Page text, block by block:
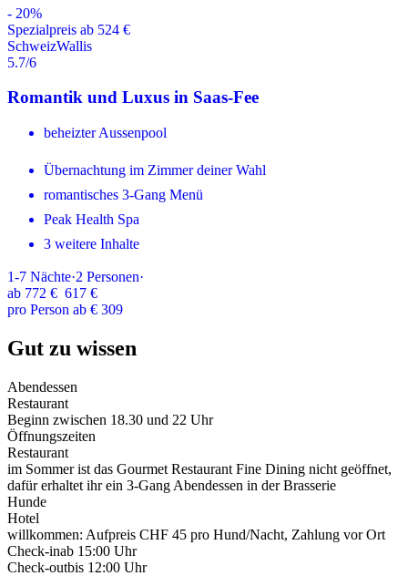
- 20%
Spezialpreis ab 524 €
SchweizWallis
5.7/6
Romantik und Luxus in Saas-Fee
beheizter Aussenpool
Übernachtung im Zimmer deiner Wahl
romantisches 3-Gang Menü
Peak Health Spa
3 weitere Inhalte
1-7 Nächte·2 Personen·
ab 772 € 617 €
pro Person ab € 309
Gut zu wissen
Abendessen
Restaurant
Beginn zwischen 18.30 und 22 Uhr
Öffnungszeiten
Restaurant
im Sommer ist das Gourmet Restaurant Fine Dining nicht geöffnet,
dafür erhaltet ihr ein 3-Gang Abendessen in der Brasserie
Hunde
Hotel
willkommen: Aufpreis CHF 45 pro Hund/Nacht, Zahlung vor Ort
Check-inab 15:00 Uhr
Check-outbis 12:00 Uhr